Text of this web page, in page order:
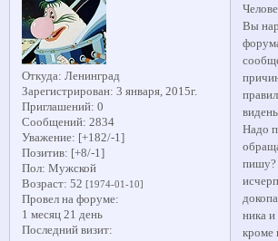
Откуда: Ленинград
Зарегистрирован: 3 января, 2015г.
Приглашений: 0
Сообщений: 2834
Уважение: [+182/-1]
Позитив: [+8/-1]
Пол: Мужской
Возраст: 52 [1974-01-10]
Провел на форуме:
1 месяц 21 день
Последний визит:
Вы
Надо
пишу?
ника
кроме